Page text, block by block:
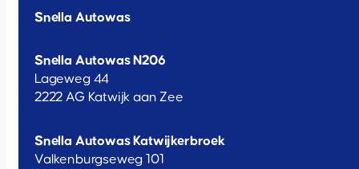
Snella Autowas
Snella Autowas N206
Lageweg 44
2222 AG Katwijk aan Zee
Snella Autowas Katwijkerbroek
Valkenburgseweg 101